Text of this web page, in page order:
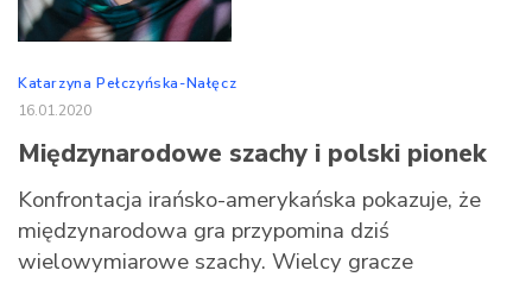
Katarzyna Pełczyńska-Nałęcz
16.01.2020
Międzynarodowe szachy i polski pionek
Konfrontacja irańsko-amerykańska pokazuje, że
międzynarodowa gra przypomina dziś
wielowymiarowe szachy. Wielcy gracze